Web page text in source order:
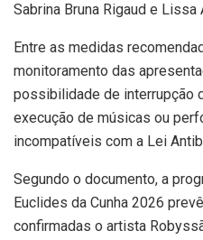
Sabrina Bruna Rigaud e Lissa
Entre as medidas
monitoramento das
possibilidade de interrupção
execução de músicas ou
incompatíveis com a Lei
Segundo o documento, a
Euclides da Cunha 2026
confirmadas o artista